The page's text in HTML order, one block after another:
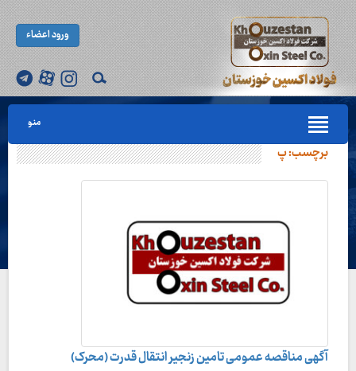
ورود اعضاء
منو
برچسب:پ
آگهی مناقصه عمومی تامین زنجیر انتقال قدرت (محرک)